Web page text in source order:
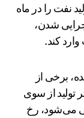
نفت را در ماه
شدن،
کند.
برخی از
تولید از سوی
می‌شود، رخ